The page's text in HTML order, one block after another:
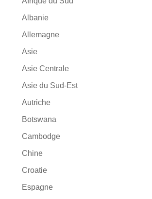
Albanie
Allemagne
Asie
Asie Centrale
Asie du Sud-Est
Autriche
Botswana
Cambodge
Chine
Croatie
Espagne